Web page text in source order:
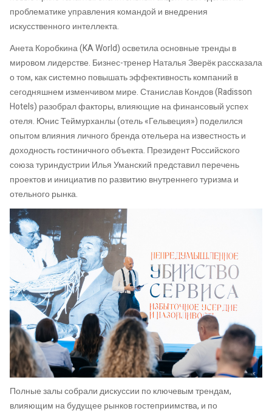
проблематике управления командой и внедрения
искусственного интеллекта.
Анета Коробкина (KA World) осветила основные тренды в
мировом лидерстве. Бизнес-тренер Наталья Зверёк рассказала
о том, как системно повышать эффективность компаний в
сегодняшнем изменчивом мире. Станислав Кондов (Radisson
Hotels) разобрал факторы, влияющие на финансовый успех
отеля. Юнис Теймурханлы (отель «Гельвеция») поделился
опытом влияния личного бренда отельера на известность и
доходность гостиничного объекта. Президент Российского
союза туриндустрии Илья Уманский представил перечень
проектов и инициатив по развитию внутреннего туризма и
отельного рынка.
Полные залы собрали дискуссии по ключевым трендам,
влияющим на будущее рынков гостеприимства, и по